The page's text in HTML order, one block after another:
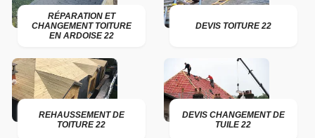
RÉPARATION ET
CHANGEMENT TOITURE
EN ARDOISE 22
DEVIS TOITURE 22
REHAUSSEMENT DE
TOITURE 22
DEVIS CHANGEMENT DE
TUILE 22